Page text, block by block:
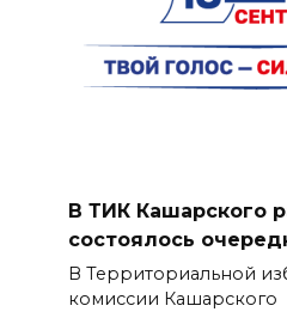
В ТИК Кашарского
состоялось
В Территориальной
комиссии Кашарского